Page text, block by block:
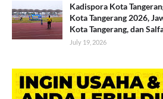
Kadispora Kota
Kota Tangerang 2026,
Kota Tangerang, dan
July 19, 2026